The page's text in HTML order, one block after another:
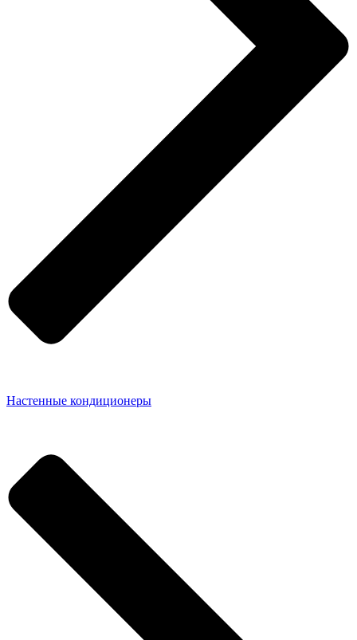
Настенные кондиционеры